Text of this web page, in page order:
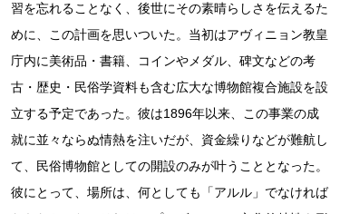
習を忘れることなく、後世にその素晴らしさを伝えるた
めに、この計画を思いついた。当初はアヴィニョン教皇
庁内に美術品・書籍、コインやメダル、碑文などの考
古・歴史・民俗学資料も含む広大な博物館複合施設を設
立する予定であった。彼は1896年以来、この事業の成
就に並々ならぬ情熱を注いだが、資金繰りなどが難航し
て、民俗博物館としての開設のみが叶うこととなった。
彼にとって、場所は、何としても「アルル」でなければ